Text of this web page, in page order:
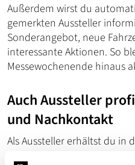
Außerdem wirst du
gemerkten Aussteller
Sonderangebot, neue
interessante Aktionen. So
Messewochenende hinaus
Auch Aussteller
und Nachkontakt
Als Aussteller erhältst du in